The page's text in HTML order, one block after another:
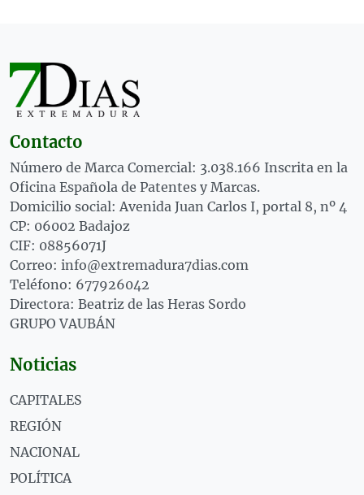
Contacto
Número de Marca Comercial: 3.038.166 Inscrita en la
Oficina Española de Patentes y Marcas.
Domicilio social: Avenida Juan Carlos I, portal 8, nº 4
CP: 06002 Badajoz
CIF: 08856071J
Correo: info@extremadura7dias.com
Teléfono: 677926042
Directora: Beatriz de las Heras Sordo
GRUPO VAUBÁN
Noticias
CAPITALES
REGIÓN
NACIONAL
POLÍTICA